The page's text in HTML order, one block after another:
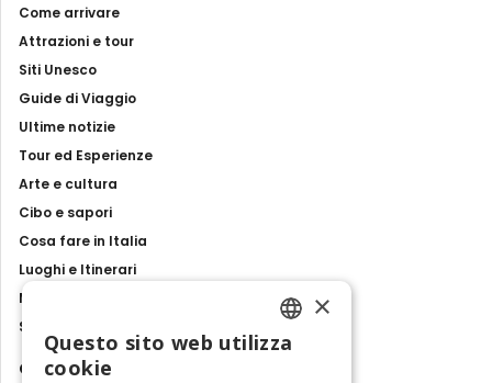
Come arrivare
Attrazioni e tour
Siti Unesco
Guide di Viaggio
Ultime notizie
Tour ed Esperienze
Arte e cultura
Cibo e sapori
Cosa fare in Italia
Luoghi e Itinerari
Mostre, eventi e spettacoli
Storie e tradizioni
Contatti
ENGLISH
×
Questo sito web utilizza
cookie